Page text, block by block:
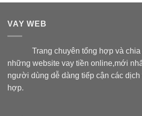
VAY WEB
Trang chuyên tổng hợp và
những website vay tiền online,mới
người dùng dễ dàng tiếp cận các dịch
hợp.